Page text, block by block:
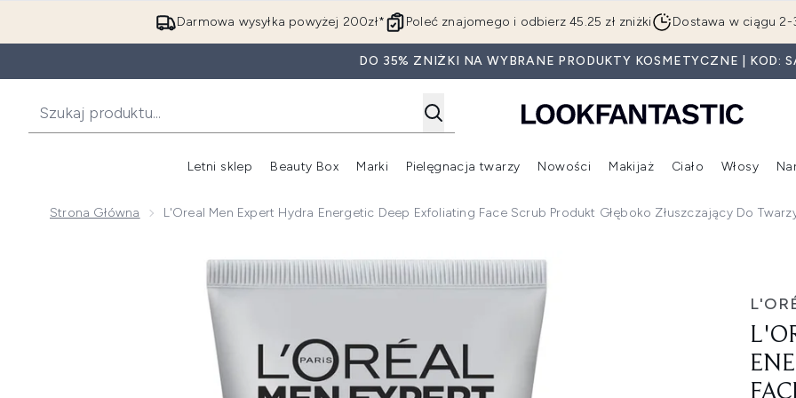
Przejdź do głównej treści
Darmowa wysyłka powyżej 200zł* Poleć znajomego i odbierz 45.25 zł zniżki Dostawa w ciągu
DO 35% ZNIŻKI NA WYBRANE PRODUKTY KOSMETYCZNE | KOD:
Letni sklep Beauty Box
Wejdź do podmenu (Beauty Box)
Marki
Wejdź do podmenu (Marki)
Pielęgnacja twarzy
Wejdź do podmenu (Pielęgnacja twarzy)
Nowości
Wejdź do podmenu (Nowości)
Makijaż Ciało Włosy
Strona Główna L'Oreal Men Expert Hydra Energetic Deep Exfoliating Face Scrub Produkt Głęboko Złuszczający Do
Now showing image 1 L'Oreal Men Expert Hydra Energetic Deep Exfoliating Face Scrub produkt głęboko